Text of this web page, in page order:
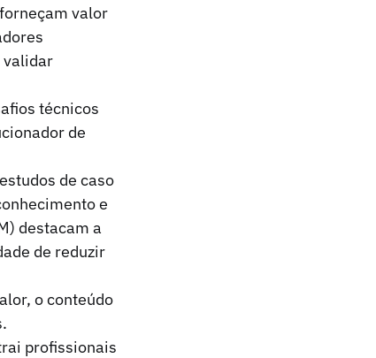
valor
validar
técnicos
de
de caso
e
destacam a
de reduzir
o conteúdo
profissionais